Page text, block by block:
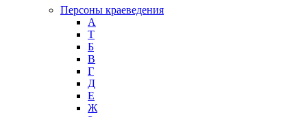
Персоны краеведения
А
T
Б
В
Г
Д
Е
Ж